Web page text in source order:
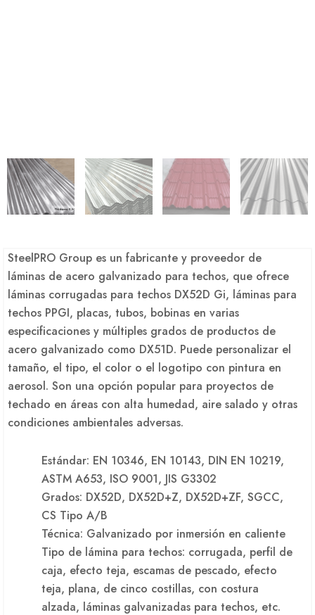
SteelPRO Group es un fabricante y proveedor de
láminas de acero galvanizado para techos, que ofrece
láminas corrugadas para techos DX52D Gi, láminas para
techos PPGI, placas, tubos, bobinas en varias
especificaciones y múltiples grados de productos de
acero galvanizado como DX51D. Puede personalizar el
tamaño, el tipo, el color o el logotipo con pintura en
aerosol. Son una opción popular para proyectos de
techado en áreas con alta humedad, aire salado y otras
condiciones ambientales adversas.
Estándar: EN 10346, EN 10143, DIN EN 10219,
ASTM A653, ISO 9001, JIS G3302
Grados: DX52D, DX52D+Z, DX52D+ZF, SGCC,
CS Tipo A/B
Técnica: Galvanizado por inmersión en caliente
Tipo de lámina para techos: corrugada, perfil de
caja, efecto teja, escamas de pescado, efecto
teja, plana, de cinco costillas, con costura
alzada, láminas galvanizadas para techos, etc.